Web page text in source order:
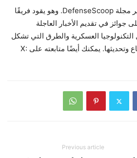
جون هاربر هو رئيس تحرير مجلة DefenseScoop. وهو يقود فريقًا
جوائز في تقديم الأخبار العاجلة
التكنولوجيا العسكرية والطرق التي تشكل
بها كيفية عمل وزارة الدفاع وتحديثها. يمكنك أيضًا متابعته على X:
Previous article